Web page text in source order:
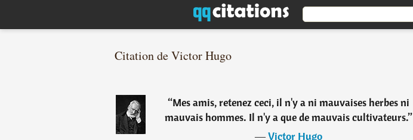
Citation de Victor Hugo
“Mes amis, retenez ceci, il n'y a ni mauvaises herbes ni
mauvais hommes. Il n'y a que de mauvais cultivateurs.”
―Victor Hugo